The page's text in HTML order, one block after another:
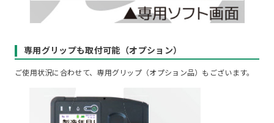
専用グリップも取付可能（オプション）
ご使用状況に合わせて、専用グリップ（オプション品）もございます。